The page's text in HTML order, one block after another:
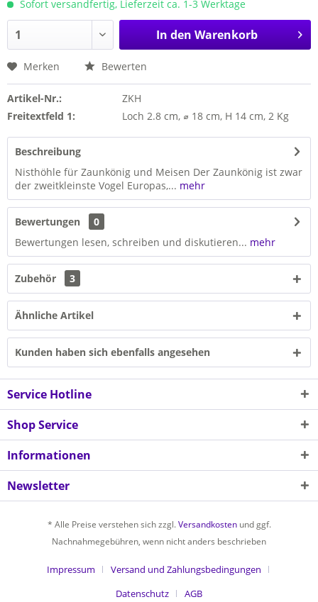
Sofort versandfertig, Lieferzeit ca. 1-3 Werktage
In den Warenkorb
Merken Bewerten
Artikel-Nr.:
ZKH
Freitextfeld 1:
Loch 2.8 cm, ⌀ 18 cm, H 14 cm, 2 Kg
Beschreibung
Nisthöhle für Zaunkönig und Meisen Der Zaunkönig ist zwar
der zweitkleinste Vogel Europas,... mehr
Bewertungen
0
Bewertungen lesen, schreiben und diskutieren... mehr
Zubehör 3
Ähnliche Artikel
Kunden haben sich ebenfalls angesehen
Service Hotline
Shop Service
Informationen
Newsletter
* Alle Preise verstehen sich zzgl.Versandkostenund ggf.
Nachnahmegebühren, wenn nicht anders beschrieben
Impressum
Versand und Zahlungsbedingungen
Datenschutz
AGB